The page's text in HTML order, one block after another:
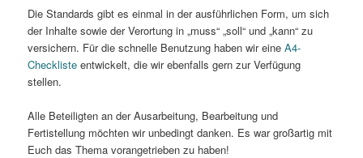
Die Standards gibt es einmal in der ausführlichen Form, um sich
der Inhalte sowie der Verortung in „muss“ „soll“ und „kann“ zu
versichern. Für die schnelle Benutzung haben wir eineA4-
Checkliste entwickelt, die wir ebenfalls gern zur Verfügung
stellen.
Alle Beteiligten an der Ausarbeitung, Bearbeitung und
Fertistellung möchten wir unbedingt danken. Es war großartig mit
Euch das Thema vorangetrieben zu haben!